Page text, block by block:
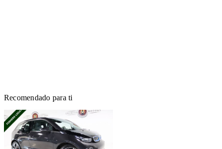
Recomendado para ti